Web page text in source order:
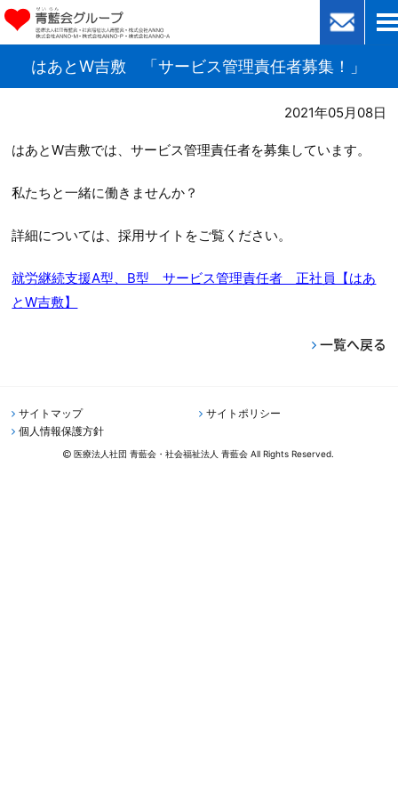
はあとW吉敷 「サービス管理責任者募集！」
2021年05月08日
はあとW吉敷では、サービス管理責任者を募集しています。
私たちと一緒に働きませんか？
詳細については、採用サイトをご覧ください。
就労継続支援A型、B型 サービス管理責任者 正社員【はあ
とW吉敷】
一覧へ戻る
サイトマップ
サイトポリシー
個人情報保護方針
医療法人社団 青藍会・社会福祉法人 青藍会 All Rights Reserved.